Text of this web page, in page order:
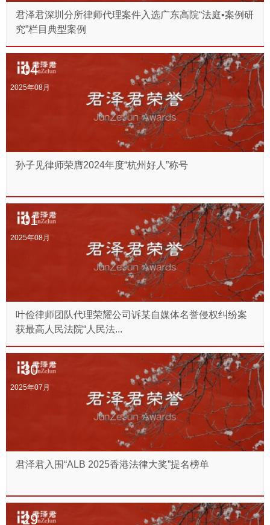
君泽君深圳分所律师代理案件入选广东高院“法庭•案例研
究”栏目典型案例
04
2025年08月
孙子见律师荣膺2024年度“杭州好人”称号
01
2025年08月
叶俭律师团队代理荣耀公司诉某自媒体名誉侵权纠纷案
获最高人民法院“人民法...
30
2025年07月
君泽君入围“ALB 2025香港法律大奖”提名榜单
29